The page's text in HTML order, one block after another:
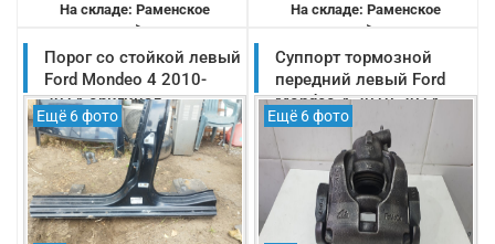
На складе: Раменское
-->
На складе: Раменское
-->
Порог со стойкой левый
Ford Mondeo 4 2010-
2014 оригинал
(1470454)
Ещё 6 фото
Суппорт тормозной
передний левый Ford
Mondeo 4 2010-2014
оригинал (1583140)
Ещё 6 фото